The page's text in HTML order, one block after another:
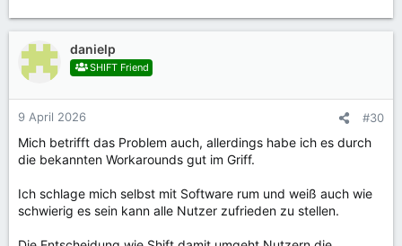
danielp
SHIFT Friend
9 April 2026 #30
Mich betrifft das Problem auch, allerdings habe ich es durch
die bekannten Workarounds gut im Griff.
Ich schlage mich selbst mit Software rum und weiß auch wie
schwierig es sein kann alle Nutzer zufrieden zu stellen.